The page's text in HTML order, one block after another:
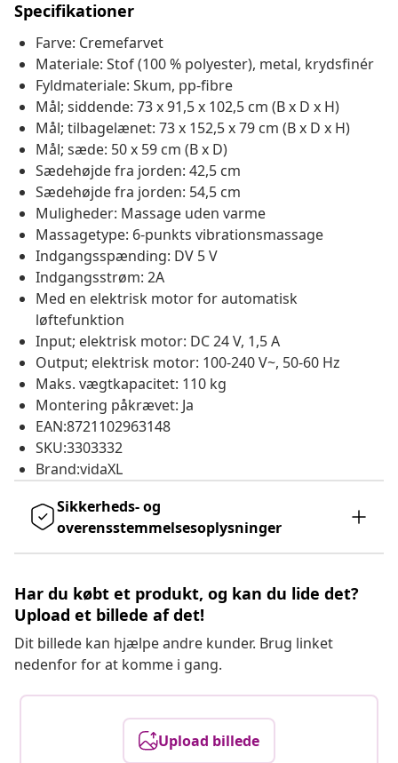
Specifikationer
Farve: Cremefarvet
Materiale: Stof (100 % polyester), metal, krydsfinér
Fyldmateriale: Skum, pp-fibre
Mål; siddende: 73 x 91,5 x 102,5 cm (B x D x H)
Mål; tilbagelænet: 73 x 152,5 x 79 cm (B x D x H)
Mål; sæde: 50 x 59 cm (B x D)
Sædehøjde fra jorden: 42,5 cm
Sædehøjde fra jorden: 54,5 cm
Muligheder: Massage uden varme
Massagetype: 6-punkts vibrationsmassage
Indgangsspænding: DV 5 V
Indgangsstrøm: 2A
Med en elektrisk motor for automatisk
løftefunktion
Input; elektrisk motor: DC 24 V, 1,5 A
Output; elektrisk motor: 100-240 V~, 50-60 Hz
Maks. vægtkapacitet: 110 kg
Montering påkrævet: Ja
EAN:8721102963148
SKU:3303332
Brand:vidaXL
Sikkerheds- og
overensstemmelsesoplysninger
Har du købt et produkt, og kan du lide det?
Upload et billede af det!
Dit billede kan hjælpe andre kunder. Brug linket
nedenfor for at komme i gang.
Upload billede